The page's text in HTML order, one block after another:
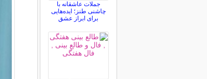
جملات عاشقانه با
چاشنی طنز؛ ایده‌هایی
برای ابراز عشق